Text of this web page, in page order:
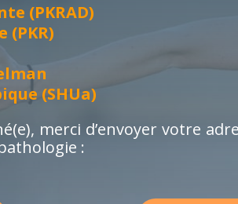
(PKRAD)
(PKR)
(SHUa)
merci d’envoyer votre
: